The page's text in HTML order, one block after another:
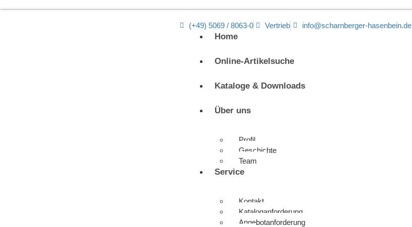
(+49) 5069 / 8063-0 Vertrieb info@scharnberger-hasenbein.de
Home
Online-Artikelsuche
Kataloge & Downloads
Über uns
Profil
Geschichte
Team
Service
Kontakt
Kataloganforderung
Angebotanforderung